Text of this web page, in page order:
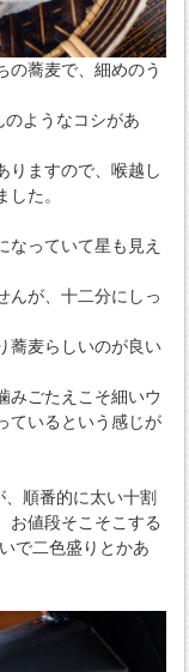
の蕎麦で、細めのう
ようなコシがあ
りますので、喉越し
た。
なっていて星も見え
んが、十二分にしっ
蕎麦らしいのが良い
みごたえこそ細いウ
ているという感じが
順番的に太い十割
お値段そこそこする
で二色盛りとかあ